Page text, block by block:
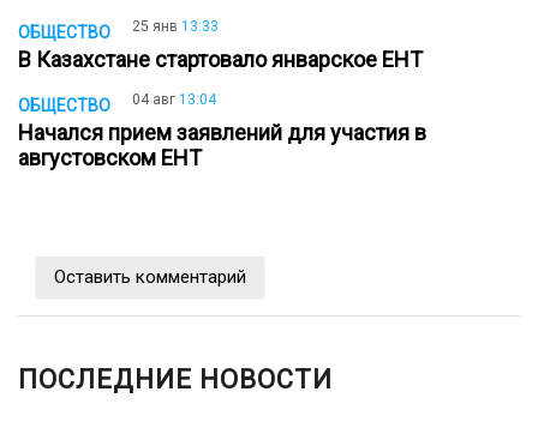
ОБЩЕСТВО 25 янв 13:33
В Казахстане стартовало январское ЕНТ
ОБЩЕСТВО 04 авг 13:04
Начался прием заявлений для участия в
августовском ЕНТ
Оставить комментарий
ПОСЛЕДНИЕ НОВОСТИ